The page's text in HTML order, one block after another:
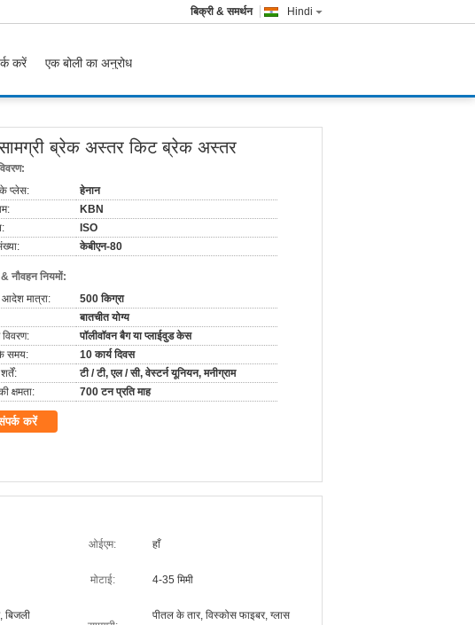
Hindi
बिक्री & समर्थन
करें एक बोली का अनुरोध
ब्रेक अस्तर किट ब्रेक अस्तर
के प्लेस:
हेनान
KBN
ISO
केबीएन-80
नौवहन नियमों:
मात्रा:
500 किग्रा
बातचीत योग्य
पॉलीवॉवन बैग या प्लाईवुड केस
समय:
10 कार्य दिवस
टी / टी, एल / सी, वेस्टर्न यूनियन, मनीग्राम
क्षमता:
700 टन प्रति माह
करें
ओईएम: हाँ
मोटाई: 4-35 मिमी
बिजली
पीतल के तार, विस्कोस फाइबर, ग्लास